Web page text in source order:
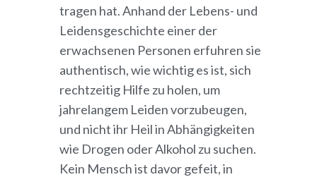
tragen hat. Anhand der Lebens- und
Leidensgeschichte einer der
erwachsenen Personen erfuhren sie
authentisch, wie wichtig es ist, sich
rechtzeitig Hilfe zu holen, um
jahrelangem Leiden vorzubeugen,
und nicht ihr Heil in Abhängigkeiten
wie Drogen oder Alkohol zu suchen.
Kein Mensch ist davor gefeit, in